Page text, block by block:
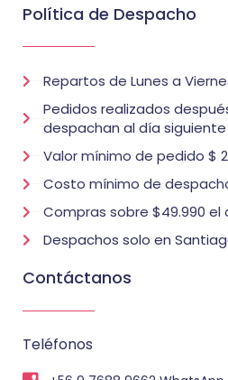
Política de Despacho
Repartos de Lunes a
Pedidos realizados
despachan al día
Valor mínimo de pedido $
Costo mínimo de
Compras sobre $49.990 el
Despachos solo en
Contáctanos
Teléfonos